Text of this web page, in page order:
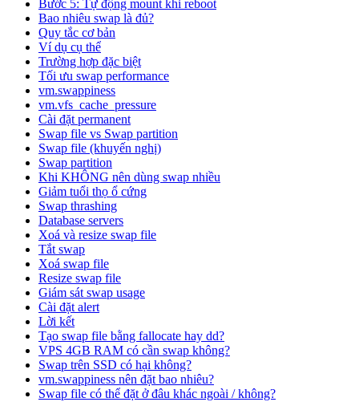
Bước 5: Tự động mount khi reboot
Bao nhiêu swap là đủ?
Quy tắc cơ bản
Ví dụ cụ thể
Trường hợp đặc biệt
Tối ưu swap performance
vm.swappiness
vm.vfs_cache_pressure
Cài đặt permanent
Swap file vs Swap partition
Swap file (khuyến nghị)
Swap partition
Khi KHÔNG nên dùng swap nhiều
Giảm tuổi thọ ổ cứng
Swap thrashing
Database servers
Xoá và resize swap file
Tắt swap
Xoá swap file
Resize swap file
Giám sát swap usage
Cài đặt alert
Lời kết
Tạo swap file bằng fallocate hay dd?
VPS 4GB RAM có cần swap không?
Swap trên SSD có hại không?
vm.swappiness nên đặt bao nhiêu?
Swap file có thể đặt ở đâu khác ngoài / không?